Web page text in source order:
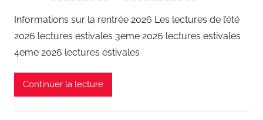
Informations sur la rentrée 2026 Les lectures de l’été
2026 lectures estivales 3eme 2026 lectures estivales
4eme 2026 lectures estivales
Continuer la lecture